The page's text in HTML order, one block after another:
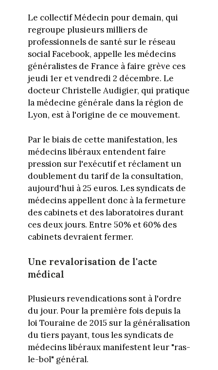
Le collectif Médecin pour demain, qui
regroupe plusieurs milliers de
professionnels de santé sur le réseau
social Facebook, appelle les médecins
généralistes de France à faire grève ces
jeudi 1er et vendredi 2 décembre. Le
docteur Christelle Audigier, qui pratique
la médecine générale dans la région de
Lyon, est à l'origine de ce mouvement.
Par le biais de cette manifestation, les
médecins libéraux entendent faire
pression sur l'exécutif et réclament un
doublement du tarif de la consultation,
aujourd'hui à 25 euros. Les syndicats de
médecins appellent donc à la fermeture
des cabinets et des laboratoires durant
ces deux jours. Entre 50% et 60% des
cabinets devraient fermer.
Une revalorisation de l'acte
médical
Plusieurs revendications sont à l'ordre
du jour. Pour la première fois depuis la
loi Touraine de 2015 sur la généralisation
du tiers payant, tous les syndicats de
médecins libéraux manifestent leur "ras-
le-bol" général.